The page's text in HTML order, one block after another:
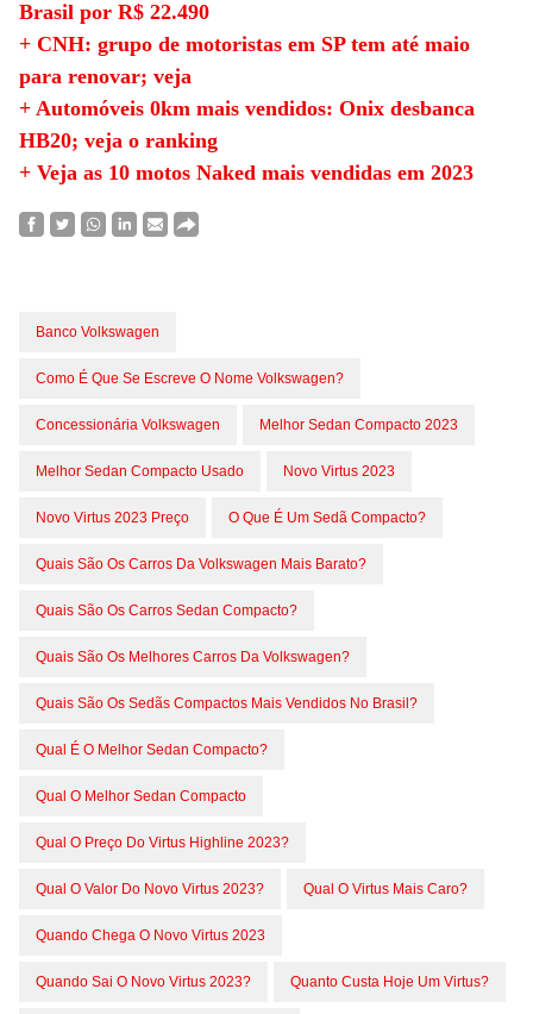
Brasil por R$ 22.490
+ CNH: grupo de motoristas em SP tem até maio
para renovar; veja
+ Automóveis 0km mais vendidos: Onix desbanca
HB20; veja o ranking
+ Veja as 10 motos Naked mais vendidas em 2023
Banco Volkswagen
Como É Que Se Escreve O Nome Volkswagen?
Concessionária Volkswagen Melhor Sedan Compacto 2023
Melhor Sedan Compacto Usado Novo Virtus 2023
Novo Virtus 2023 Preço O Que É Um Sedã Compacto?
Quais São Os Carros Da Volkswagen Mais Barato?
Quais São Os Carros Sedan Compacto?
Quais São Os Melhores Carros Da Volkswagen?
Quais São Os Sedãs Compactos Mais Vendidos No Brasil?
Qual É O Melhor Sedan Compacto?
Qual O Melhor Sedan Compacto
Qual O Preço Do Virtus Highline 2023?
Qual O Valor Do Novo Virtus 2023? Qual O Virtus Mais Caro?
Quando Chega O Novo Virtus 2023
Quando Sai O Novo Virtus 2023? Quanto Custa Hoje Um Virtus?